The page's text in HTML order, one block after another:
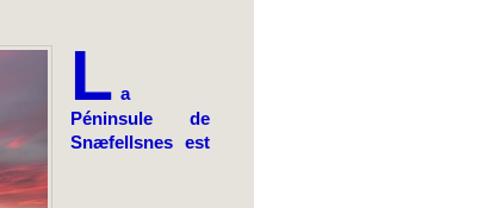
L a
Péninsule de
Snæfellsnes est